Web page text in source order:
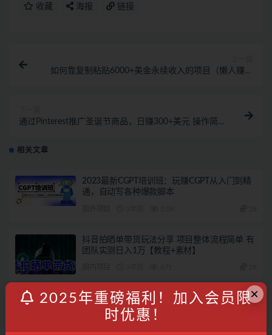
收藏 海报 链接
如何靠复制粘贴6000+美金永续收入的项目（懒人赚钱
通过Pinterest推广圣诞节商品，日赚300+美元 操作简
相关文章
2023最新CGPT培训班：玩赚CGPT从入门到精
通，自动写各种爆款脚本
抖音拍晒单带货玩法分享 项目整体流程简单 有
团队实测日入1万【教程+素材】
百度问答项目详细拆解，让小白可以直接上手
操作的具体方法，听说日入200+？
×
2025年重磅福利！加入会员限
时优惠！